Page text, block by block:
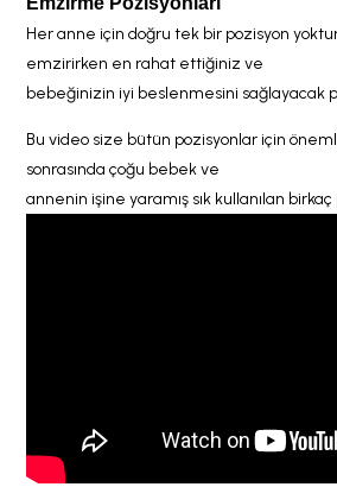
Her anne için doğru tek bir pozisyon
emzirirken en rahat ettiğiniz ve
bebeğinizin iyi beslenmesini sağlayacak
Bu video size bütün pozisyonlar için
sonrasında çoğu bebek ve
annenin işine yaramış sık kullanılan